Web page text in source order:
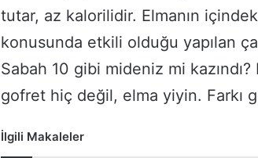
tutar, az kalorilidir. Elmanın
konusunda etkili olduğu yapılan
Sabah 10 gibi mideniz mi
gofret hiç değil, elma yiyin. Farkı
İlgili Makaleler